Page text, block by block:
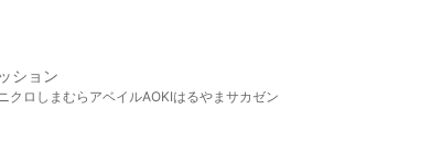
ション
クロ しまむら アベイルAOKIはるやま サカゼン